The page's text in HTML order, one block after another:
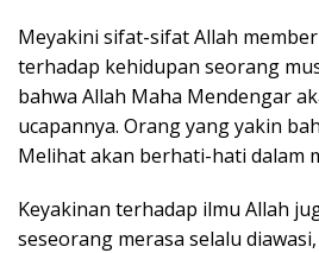
Meyakini sifat-sifat Allah
terhadap kehidupan seorang
bahwa Allah Maha Mendengar
ucapannya. Orang yang yakin
Melihat akan berhati-hati dalam
Keyakinan terhadap ilmu Allah
seseorang merasa selalu